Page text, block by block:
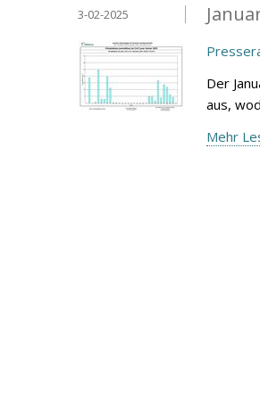
3-02-2025
Der
aus,
Mehr